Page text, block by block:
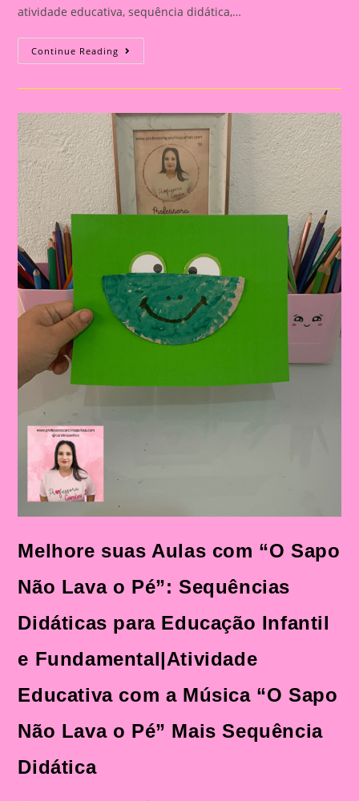
atividade educativa, sequência didática,…
Continue Reading Atividades
Educativas
“O
Lava
Pé”:
Guia
Completo
Para
Professor|Atividade
Educativa
Com
Sapo
Não
Lava
O
Pé”
Mais
Sequência
Didáticaes
Melhore suas Aulas com “O Sapo
Não Lava o Pé”: Sequências
Didáticas para Educação Infantil
e Fundamental|Atividade
Educativa com a Música “O Sapo
Não Lava o Pé” Mais Sequência
Didática